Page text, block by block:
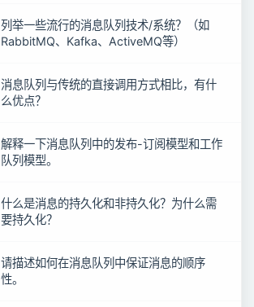
列举一些流行的消息队列技术/系统？（如
RabbitMQ、Kafka、ActiveMQ等）
消息队列与传统的直接调用方式相比，有什
么优点？
解释一下消息队列中的发布-订阅模型和工作
队列模型。
什么是消息的持久化和非持久化？为什么需
要持久化？
请描述如何在消息队列中保证消息的顺序
性。